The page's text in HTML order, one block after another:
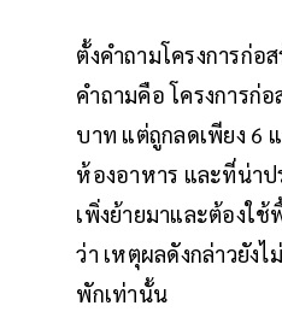
ตั้งคำถามโครงการก่อ
คำถามคือ โครงการก่
บาท แต่ถูกลดเพียง 6
ห้องอาหาร และที่น่า
เพิ่งย้ายมาและต้องใ
ว่า เหตุผลดังกล่าวยัง
พักเท่านั้น